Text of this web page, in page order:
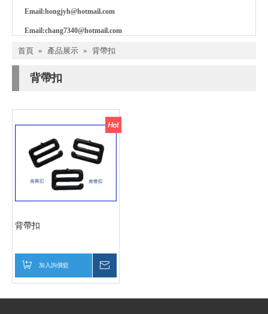
Email:hongjyh@hotmail.com
Email:chang7340@hotmail.com
首頁 » 產品展示 » 背帶扣
背帶扣
背帶扣
加入詢價籃